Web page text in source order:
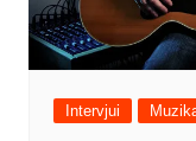
Intervjui